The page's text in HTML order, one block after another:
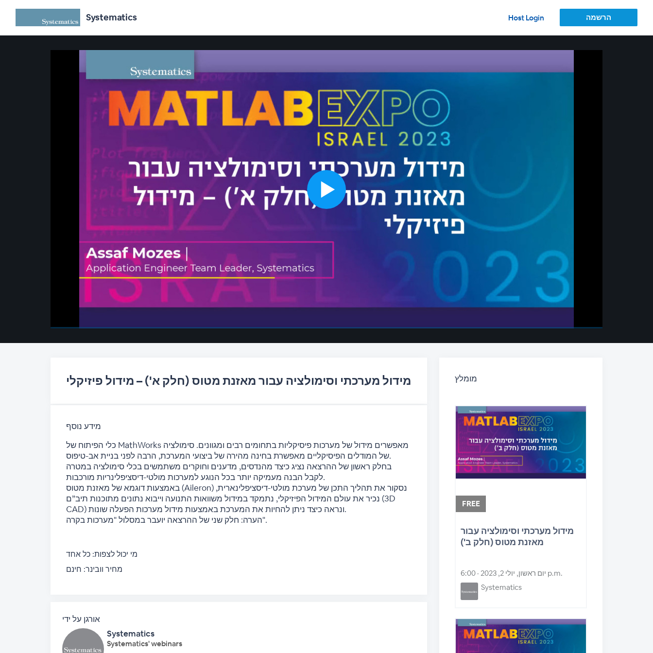
Systematics Host Login הרשמה
מידול מערכתי וסימולציה עבור מאזנת מטוס (חלק א') – מידול פיזיקלי
מידע נוסף
כלי הפיתוח של MathWorks מאפשרים מידול של מערכות פיסיקליות בתחומים רבים ומגוונים. סימולציה
של המודלים הפיסיקליים מאפשרת בחינה מהירה של ביצועי המערכת, הרבה לפני בניית אב-טיפוס.
בחלק ראשון של ההרצאה נציג כיצד מהנדסים, מדענים וחוקרים משתמשים בכלי סימולציה במטרה
לקבל הבנה מעמיקה יותר בכל הנוגע למערכות מולטי-דיסציפלינריות מורכבות.
באמצעות דוגמא של מאזנת מטוס (Aileron) נסקור את תהליך התכן של מערכת מולטי-דיסציפלינארית,
נכיר את עולם המידול הפיזיקלי, נתמקד במידול משוואות התנועה וייבוא נתונים מתוכנות תיב”ם (3D
CAD) ונראה כיצד ניתן להחיות את המערכת באמצעות מידול מערכות הפעלה שונות.
הערה: חלק שני של ההרצאה יועבר במסלול "מערכות בקרה".
מי יכול לצפות: כל אחד
מחיר וובינר: חינם
אורגן על ידי
Systematics
Systematics' webinars
מומלץ
FREE
מידול מערכתי וסימולציה עבור
מאזנת מטוס (חלק ב')
יום ראשון, יולי 2, 2023 · 6:00 p.m.
Systematics